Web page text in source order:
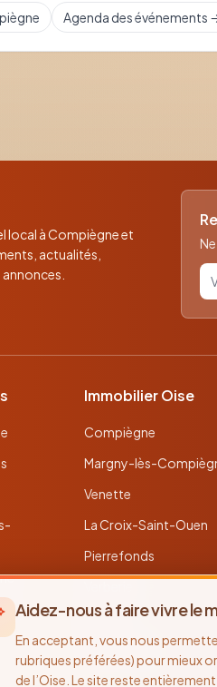
Agenda des événements
local à Compiègne et
actualités,
Immobilier Oise
Compiègne
Margny-lès-
Venette
La Croix-Saint-Ouen
Pierrefonds
Noyon
Thourotte
Aidez-nous à faire vivre le
En acceptant, vous nous
rubriques préférées) pour mieux
de l’Oise. Le site reste